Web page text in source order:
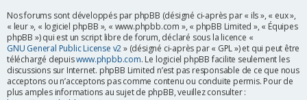
Nos forums sont développés par phpBB (désigné ci-après par « ils », « eux »,
« leur », « logiciel phpBB », « www.phpbb.com », « phpBB Limited », « Équipes
phpBB ») qui est un script libre de forum, déclaré sous la licence «
GNU General Public License v2» (désigné ci-après par « GPL ») et qui peut être
téléchargé depuiswww.phpbb.com. Le logiciel phpBB facilite seulement les
discussions sur Internet. phpBB Limited n’est pas responsable de ce que nous
acceptons ou n’acceptons pas comme contenu ou conduite permis. Pour de
plus amples informations au sujet de phpBB, veuillez consulter :